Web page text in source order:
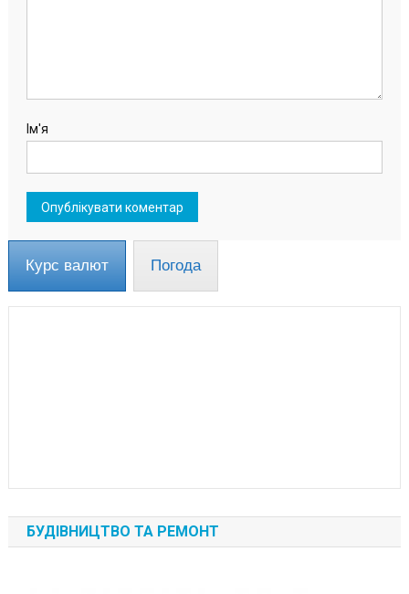
Ім'я
Курс валют Погода
БУДІВНИЦТВО ТА РЕМОНТ